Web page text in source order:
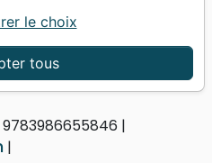
Epheser - Bibeljournal
9783986655846
tous
le choix